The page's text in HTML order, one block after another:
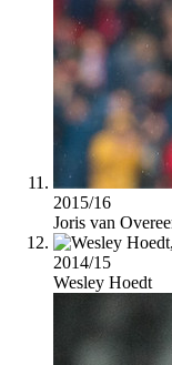
2015/16
Joris van
2014/15
Wesley Hoedt